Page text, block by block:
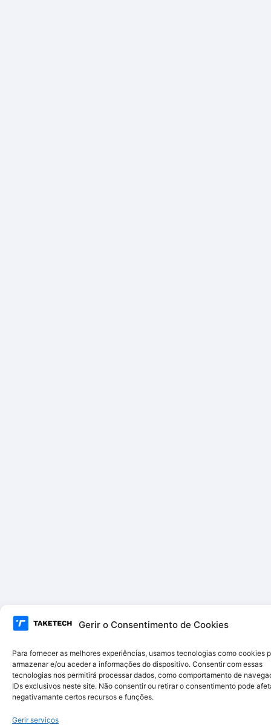
Gerir o Consentimento de Cookies
Para fornecer as melhores experiências, usamos tecnologias como cookies
armazenar e/ou aceder a informações do dispositivo. Consentir com essas
tecnologias nos permitirá processar dados, como comportamento de
IDs exclusivos neste site. Não consentir ou retirar o consentimento pode
negativamante certos recursos e funções.
Gerir serviços